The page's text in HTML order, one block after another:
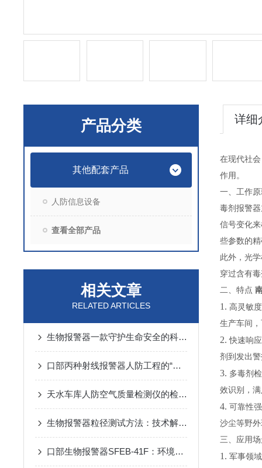
产品分类
其他配套产品
人防信息设备
查看全部产品
相关文章
RELATED ARTICLES
生物报警器一款守护生命安全的科技哨兵
口部丙种射线报警器人防工程的“核生化”哨兵
天水车库人防空气质量检测仪的检测方法
生物报警器粒径测试方法：技术解析与应用要点
口部生物报警器SFEB-41F：环境生物因素变化的守护者
详细
在现代社
作用。
一、工作
毒剂报警
信号变化
些参数的
此外，光
穿过含有
二、特点
1. 高灵敏
生产车间
2.快速响
剂到发出
3. 多毒剂
效识别，
4. 可靠性
沙尘等野
三、应用
1. 军事领